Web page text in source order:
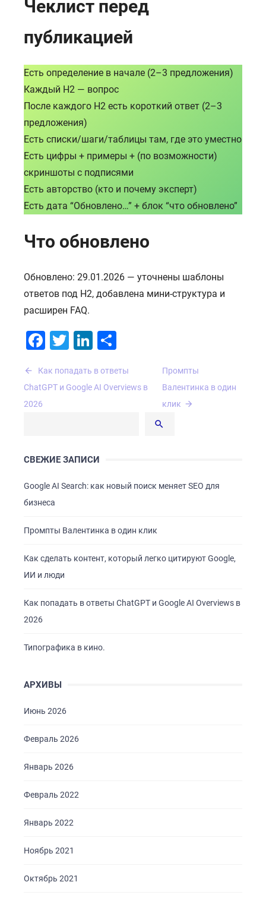
Чеклист перед
публикацией
Есть определение в начале (2–3 предложения)
Каждый H2 — вопрос
После каждого H2 есть короткий ответ (2–3
предложения)
Есть списки/шаги/таблицы там, где это уместно
Есть цифры + примеры + (по возможности)
скриншоты с подписями
Есть авторство (кто и почему эксперт)
Есть дата “Обновлено…” + блок “что обновлено”
Что обновлено
Обновлено: 29.01.2026 — уточнены шаблоны
ответов под H2, добавлена мини-структура и
расширен FAQ.
Facebook
TwitterLinkedIn
Навигация
по
записям
Как попадать в ответы
ChatGPT и Google AI Overviews в
2026
Промпты
Валентинка в один
клик
СВЕЖИЕ ЗАПИСИ
Google AI Search: как новый поиск меняет SEO для
бизнеса
Промпты Валентинка в один клик
Как сделать контент, который легко цитируют Google,
ИИ и люди
Как попадать в ответы ChatGPT и Google AI Overviews в
2026
Типографика в кино.
АРХИВЫ
Июнь 2026
Февраль 2026
Январь 2026
Февраль 2022
Январь 2022
Ноябрь 2021
Октябрь 2021